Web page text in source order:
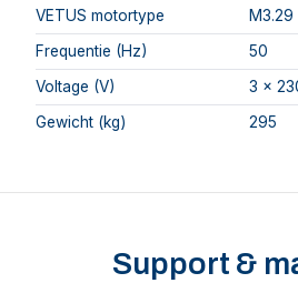
VETUS motortype
M3.29
Frequentie (Hz)
50
Voltage (V)
3 x
Gewicht (kg)
295
Support &